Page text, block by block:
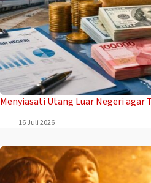
Menyiasati Utang Luar Negeri agar
16 Juli 2026